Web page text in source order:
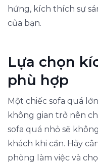
hứng, kích thích sự
của bạn.
Lựa chọn
phù hợp
Một chiếc sofa quá
không gian trở nên
sofa quá nhỏ sẽ
khách khi cần. Hãy
phòng làm việc và